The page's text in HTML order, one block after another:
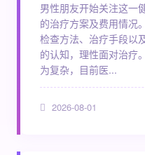
男性朋友开始关注这一
的治疗方案及费用情况
检查方法、治疗手段以
的认知，理性面对治疗
为复杂，目前医...
2026-08-01